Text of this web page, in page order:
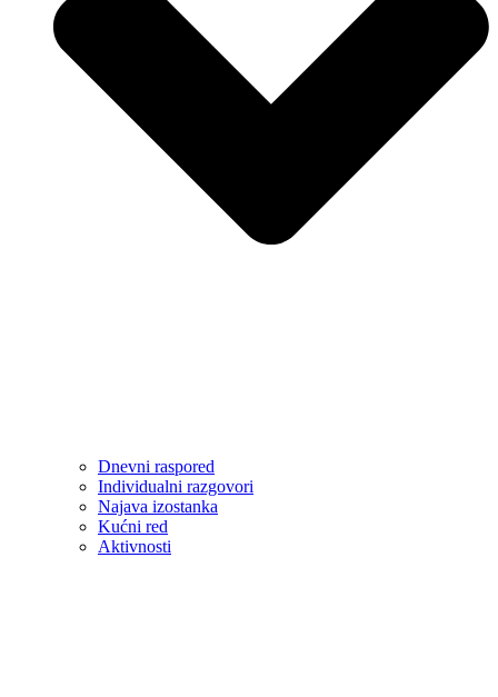
Dnevni raspored
Individualni razgovori
Najava izostanka
Kućni red
Aktivnosti